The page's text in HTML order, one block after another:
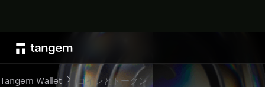
Tangem Wallet コインとトークン